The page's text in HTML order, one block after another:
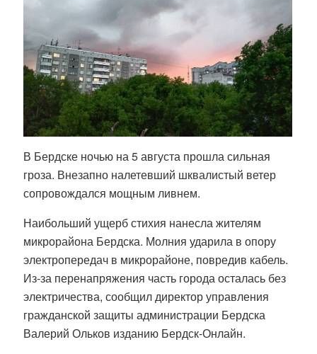
В Бердске ночью на 5 августа прошла сильная
гроза. Внезапно налетевший шквалистый ветер
сопровождался мощным ливнем.
Наибольший ущерб стихия нанесла жителям
микрорайона Бердска. Молния ударила в опору
электропередач в микрорайоне, повредив кабель.
Из-за перенапряжения часть города осталась без
электричества, сообщил директор управления
гражданской защиты администрации Бердска
Валерий Ольков изданию Бердск-Онлайн.